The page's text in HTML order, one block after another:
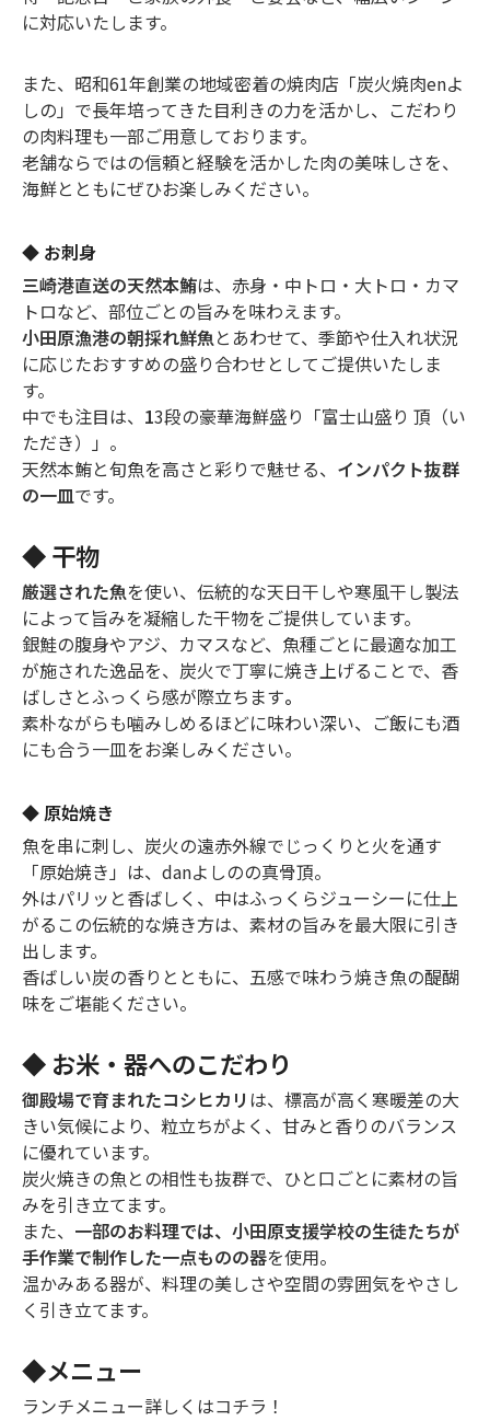
に対応いたします。
また、昭和61年創業の地域密着の焼肉店「炭火焼肉enよ
しの」で長年培ってきた目利きの力を活かし、こだわり
の肉料理も一部ご用意しております。
老舗ならではの信頼と経験を活かした肉の美味しさを、
海鮮とともにぜひお楽しみください。
◆ お刺身
三崎港直送の天然本鮪は、赤身・中トロ・大トロ・カマ
トロなど、部位ごとの旨みを味わえます。
小田原漁港の朝採れ鮮魚とあわせて、季節や仕入れ状況
に応じたおすすめの盛り合わせとしてご提供いたしま
す。
中でも注目は、 13段の豪華海鮮盛り「富士山盛り 頂（い
ただき）」。
天然本鮪と旬魚を高さと彩りで魅せる、 インパクト抜群
の一皿です。
◆ 干物
厳選された魚を使い、伝統的な天日干しや寒風干し製法
によって旨みを凝縮した干物をご提供しています。
銀鮭の腹身やアジ、カマスなど、魚種ごとに最適な加工
が施された逸品を、炭火で丁寧に焼き上げることで、香
ばしさとふっくら感が際立ちます。
素朴ながらも噛みしめるほどに味わい深い、ご飯にも酒
にも合う一皿をお楽しみください。
◆ 原始焼き
魚を串に刺し、炭火の遠赤外線でじっくりと火を通す
「原始焼き」は、danよしのの真骨頂。
外はパリッと香ばしく、中はふっくらジューシーに仕上
がるこの伝統的な焼き方は、素材の旨みを最大限に引き
出します。
香ばしい炭の香りとともに、五感で味わう焼き魚の醍醐
味をご堪能ください。
◆ お米・器へのこだわり
御殿場で育まれたコシヒカリ は、標高が高く寒暖差の大
きい気候により、粒立ちがよく、甘みと香りのバランス
に優れています。
炭火焼きの魚との相性も抜群で、ひと口ごとに素材の旨
みを引き立てます。
また、 一部のお料理では、小田原支援学校の生徒たちが
手作業で制作した一点ものの器を使用。
温かみある器が、料理の美しさや空間の雰囲気をやさし
く引き立てます。
◆メニュー
ランチメニュー詳しくはコチラ！